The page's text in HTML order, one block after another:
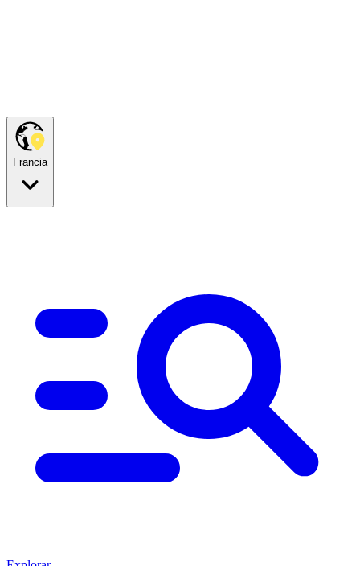
Francia